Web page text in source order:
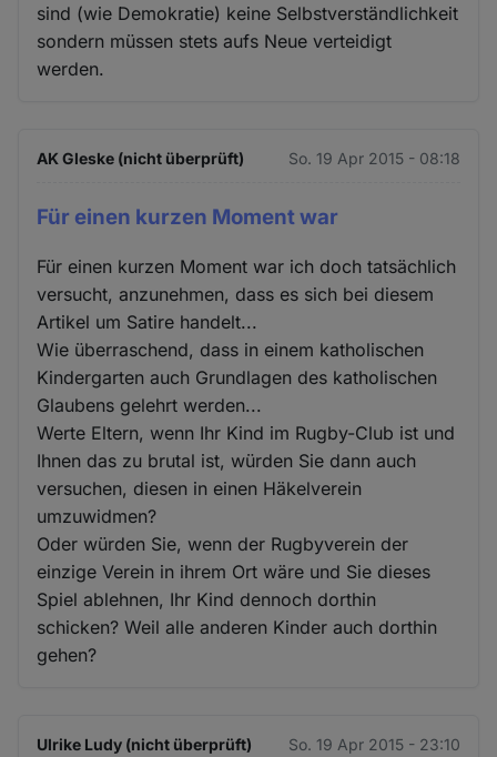
sind (wie Demokratie) keine Selbstverständlichkeit
sondern müssen stets aufs Neue verteidigt
werden.
AK Gleske (nicht überprüft) So. 19 Apr 2015 - 08:18
Für einen kurzen Moment war
Für einen kurzen Moment war ich doch tatsächlich
versucht, anzunehmen, dass es sich bei diesem
Artikel um Satire handelt...
Wie überraschend, dass in einem katholischen
Kindergarten auch Grundlagen des katholischen
Glaubens gelehrt werden...
Werte Eltern, wenn Ihr Kind im Rugby-Club ist und
Ihnen das zu brutal ist, würden Sie dann auch
versuchen, diesen in einen Häkelverein
umzuwidmen?
Oder würden Sie, wenn der Rugbyverein der
einzige Verein in ihrem Ort wäre und Sie dieses
Spiel ablehnen, Ihr Kind dennoch dorthin
schicken? Weil alle anderen Kinder auch dorthin
gehen?
Ulrike Ludy (nicht überprüft) So. 19 Apr 2015 - 23:10